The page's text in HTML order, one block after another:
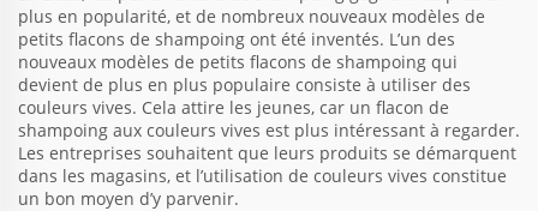
plus en popularité, et de nombreux nouveaux modèles de
petits flacons de shampoing ont été inventés. L’un des
nouveaux modèles de petits flacons de shampoing qui
devient de plus en plus populaire consiste à utiliser des
couleurs vives. Cela attire les jeunes, car un flacon de
shampoing aux couleurs vives est plus intéressant à regarder.
Les entreprises souhaitent que leurs produits se démarquent
dans les magasins, et l’utilisation de couleurs vives constitue
un bon moyen d’y parvenir.